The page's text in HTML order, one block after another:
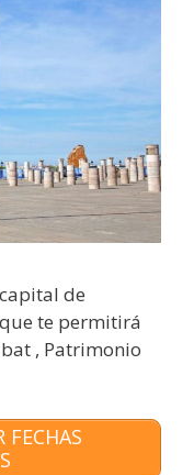
de
te permitirá
, Patrimonio
FECHAS